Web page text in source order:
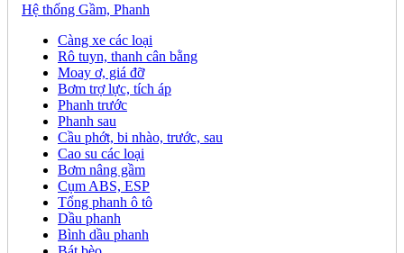
Hệ thống Gầm, Phanh
Càng xe các loại
Rô tuyn, thanh cân bằng
Moay ơ, giá đỡ
Bơm trợ lực, tích áp
Phanh trước
Phanh sau
Cầu phớt, bi nhào, trước, sau
Cao su các loại
Bơm nâng gầm
Cụm ABS, ESP
Tổng phanh ô tô
Dầu phanh
Bình dầu phanh